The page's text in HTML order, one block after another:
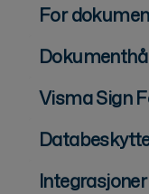
For
Visma Sign